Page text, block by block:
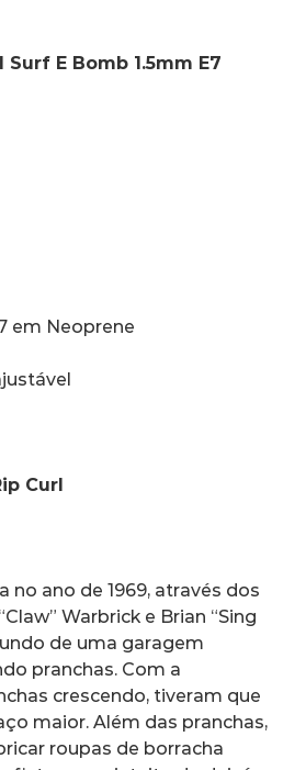
E Bomb 1.5mm E7
em Neoprene
Curl
no ano de 1969, através dos
Warbrick e Brian “Sing
de uma garagem
pranchas. Com a
crescendo, tiveram que
maior. Além das pranchas,
roupas de borracha